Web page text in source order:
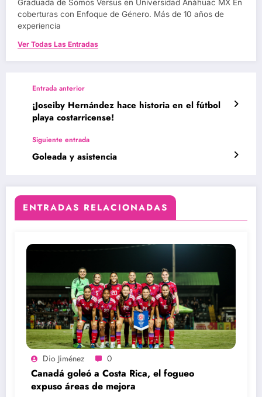
Graduada de Somos Versus en Universidad Anáhuac MX En
coberturas con Enfoque de Género. Más de 10 años de
experiencia
Ver Todas Las Entradas
Entrada anterior
¡Joseiby Hernández hace historia en el fútbol
playa costarricense!
Siguiente entrada
Goleada y asistencia
ENTRADAS RELACIONADAS
Dio Jiménez 0
Canadá goleó a Costa Rica, el fogueo
expuso áreas de mejora